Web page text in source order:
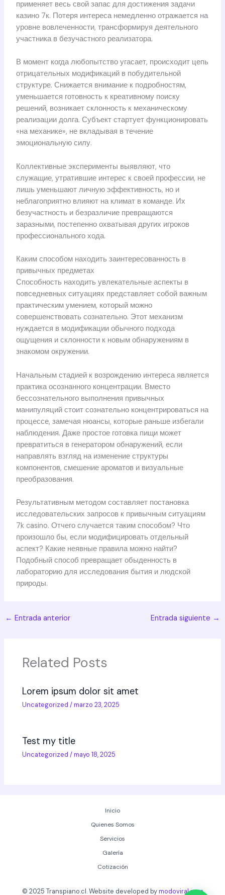
применяет весь свой запас для достижения задачи
казино 7к. Потеря интереса немедленно отражается на
уровне вовлеченности, трансформируя деятельного
участника в безучастного реализатора.
В момент когда любопытство угасает, происходит цепь
отрицательных модификаций в побудительной
структуре. Снижается внимание к подробностям,
уменьшается готовность к креативному поиску
решений, возникает склонность к механическому
реализации долга. Субъект стартует функционировать
«на механике», не вкладывая в течение
эмоциональную силу.
Коллективные эксперименты выявляют, что
служащие, утратившие интерес к своей профессии, не
лишь уменьшают личную эффективность, но и
неблагоприятно влияют на климат в команде. Их
безучастность и безразличие превращаются
заразными, постепенно охватывая других игроков
профессионального хода.
Каким способом находить заинтересованность в
привычных предметах
Способность находить увлекательные аспекты в
повседневных ситуациях представляет собой важным
практическим умением, который можно
совершенствовать сознательно. Этот механизм
нуждается в модификации обычного подхода
ощущения и склонности к новым обнаружениям в
знакомом окружении.
Начальным стадией к возрождению интереса является
практика осознанного концентрации. Вместо
бессознательного выполнения привычных
манипуляций стоит сознательно концентрироваться на
процессе, замечая нюансы, которые раньше избегали
наблюдения. Даже простое готовка пищи может
превратиться в генератором обнаружений, если
направлять взгляд на изменение структуры
компонентов, смешение ароматов и визуальные
преобразования.
Результативным методом составляет постановка
исследовательских запросов к привычным ситуациям
7k casino. Отчего случается таким способом? Что
произошло бы, если модифицировать отдельный
аспект? Какие неявные правила можно найти?
Подобный способ превращает обыденность в
лабораторию для исследования бытия и людской
природы.
← Entrada anterior Entrada siguiente →
Related Posts
Lorem ipsum dolor sit amet
Uncategorized /marzo 23, 2025
Test my title
Uncategorized /mayo 18, 2025
Inicio
Quienes Somos
Servicios
Galería
Cotización
© 2025 Transpiano.cl. Website developed bymodoviral.com